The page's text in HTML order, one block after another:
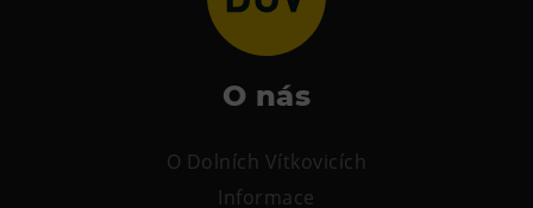
O nás
O Dolních Vítkovicích
Informace